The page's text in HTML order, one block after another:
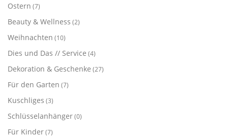
Ostern (7)
Beauty & Wellness (2)
Weihnachten (10)
Dies und Das // Service (4)
Dekoration & Geschenke (27)
Für den Garten (7)
Kuschliges (3)
Schlüsselanhänger(0)
Für Kinder(7)